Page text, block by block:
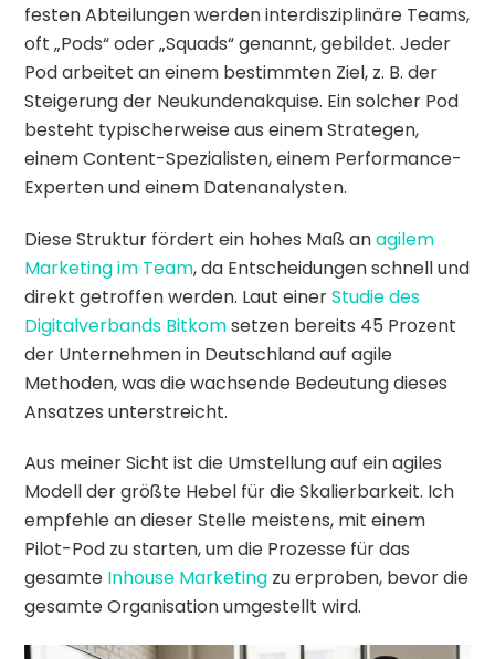
festen Abteilungen werden interdisziplinäre Teams,
oft „Pods“ oder „Squads“ genannt, gebildet. Jeder
Pod arbeitet an einem bestimmten Ziel, z. B. der
Steigerung der Neukundenakquise. Ein solcher Pod
besteht typischerweise aus einem Strategen,
einem Content-Spezialisten, einem Performance-
Experten und einem Datenanalysten.
Diese Struktur fördert ein hohes Maß anagilem
Marketing im Team, da Entscheidungen schnell und
direkt getroffen werden. Laut einerStudie des
Digitalverbands Bitkomsetzen bereits 45 Prozent
der Unternehmen in Deutschland auf agile
Methoden, was die wachsende Bedeutung dieses
Ansatzes unterstreicht.
Aus meiner Sicht ist die Umstellung auf ein agiles
Modell der größte Hebel für die Skalierbarkeit. Ich
empfehle an dieser Stelle meistens, mit einem
Pilot-Pod zu starten, um die Prozesse für das
gesamte Inhouse Marketing zu erproben, bevor die
gesamte Organisation umgestellt wird.